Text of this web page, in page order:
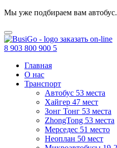
Мы уже подбираем вам
заказать on-line
8 903 800 900 5
Главная
О нас
Транспорт
Автобус 53 места
Хайгер 47 мест
Зонг Тонг 53 места
ZhongTong 53 места
Мерседес 51 место
Неоплан 50 мест